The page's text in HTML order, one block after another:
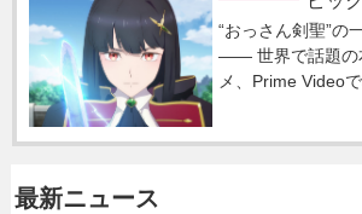
“おっさん剣聖”の
―― 世界で話題の
メ、Prime Video
最新ニュース